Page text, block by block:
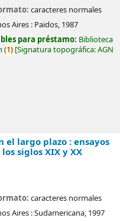
caracteres normales
Aires : Paidos, 1987
para préstamo: Biblioteca
(1) Signatura topográfica:AGN
el largo plazo : ensayos
siglos XIX y XX
caracteres normales
Aires :Sudamericana, 1997